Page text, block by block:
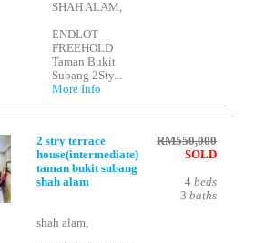
SHAH ALAM,
ENDLOT
FREEHOLD
Taman Bukit
Subang 2Sty...
More Info
2 stry terrace
house(intermediate)
taman bukit subang
shah alam
shah alam,
RM550,000
SOLD
4 beds
3 baths